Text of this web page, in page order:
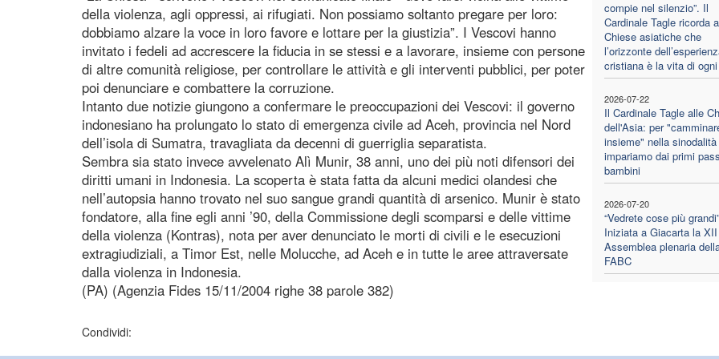
compie nel silenzio”. Il
Cardinale Tagle ricorda
Chiese asiatiche che
l’orizzonte
cristiana è la vita di
2026-07-22
Il Cardinale Tagle alle
dell'Asia: per
insieme" nella sinodalità
impariamo dai primi
bambini
2026-07-20
“Vedrete cose più
Iniziata a Giacarta la XII
Assemblea plenaria
FABC
della violenza, agli oppressi, ai rifugiati. Non possiamo soltanto pregare per loro:
dobbiamo alzare la voce in loro favore e lottare per la giustizia”. I Vescovi hanno
invitato i fedeli ad accrescere la fiducia in se stessi e a lavorare, insieme con persone
di altre comunità religiose, per controllare le attività e gli interventi pubblici, per poter
poi denunciare e combattere la corruzione.
Intanto due notizie giungono a confermare le preoccupazioni dei Vescovi: il governo
indonesiano ha prolungato lo stato di emergenza civile ad Aceh, provincia nel Nord
dell’isola di Sumatra, travagliata da decenni di guerriglia separatista.
Sembra sia stato invece avvelenato Alì Munir, 38 anni, uno dei più noti difensori dei
diritti umani in Indonesia. La scoperta è stata fatta da alcuni medici olandesi che
nell’autopsia hanno trovato nel suo sangue grandi quantità di arsenico. Munir è stato
fondatore, alla fine egli anni ’90, della Commissione degli scomparsi e delle vittime
della violenza (Kontras), nota per aver denunciato le morti di civili e le esecuzioni
extragiudiziali, a Timor Est, nelle Molucche, ad Aceh e in tutte le aree attraversate
dalla violenza in Indonesia.
(PA) (Agenzia Fides 15/11/2004 righe 38 parole 382)
Condividi: